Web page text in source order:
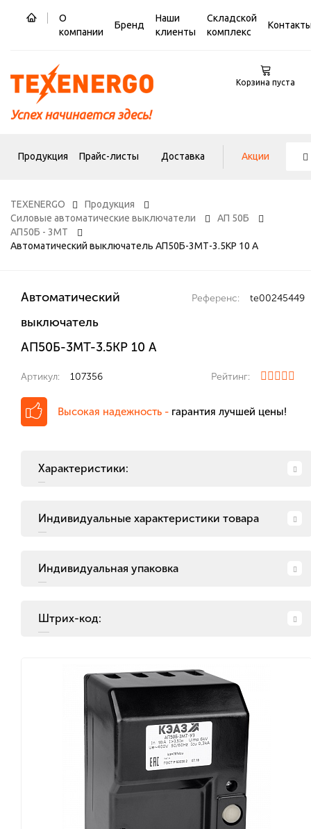
О
компании
Бренд
Наши
клиенты
Складской
комплекс
Успех начинается здесь!
Корзина пуста
Продукция Прайс-листы Доставка Акции
TEXENERGO
Продукция
Силовые автоматические выключатели
АП 50Б
АП50Б - 3МТ
Автоматический выключатель АП50Б-3МТ-3.5КР 10 А
Автоматический
выключатель
АП50Б-3МТ-3.5КР 10 А
Референс: te00245449
Артикул: 107356 Рейтинг:
Высокая надежность - гарантия лучшей цены!
Характеристики:
Индивидуальные характеристики товара
Индивидуальная упаковка
Штрих-код: